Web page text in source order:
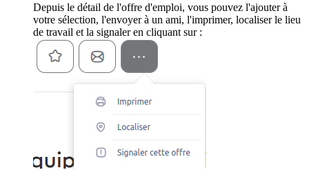
Depuis le détail de l'offre d'emploi, vous pouvez l'ajouter à
votre sélection, l'envoyer à un ami, l'imprimer, localiser le lieu
de travail et la signaler en cliquant sur :